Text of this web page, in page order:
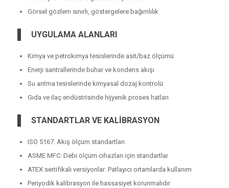
Görsel gözlem sınırlı, göstergelere bağımlılık
UYGULAMA ALANLARI
Kimya ve petrokimya tesislerinde asit/baz ölçümü
Enerji santrallerinde buhar ve kondens akışı
Su arıtma tesislerinde kimyasal dozaj kontrolü
Gıda ve ilaç endüstrisinde hijyenik proses hatları
STANDARTLAR VE KALİBRASYON
ISO 5167: Akış ölçüm standartları
ASME MFC: Debi ölçüm cihazları için standartlar
ATEX sertifikalı versiyonlar: Patlayıcı ortamlarda kullanım
Periyodik kalibrasyon ile hassasiyet korunmalıdır